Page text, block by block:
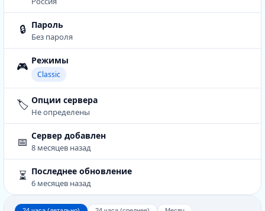
🔒 Пароль
Без пароля
🎮 Режимы
Classic
🏷️ Опции сервера
Не определены
📅 Сервер добавлен
8 месяцев назад
⏳ Последнее обновление
6 месяцев назад